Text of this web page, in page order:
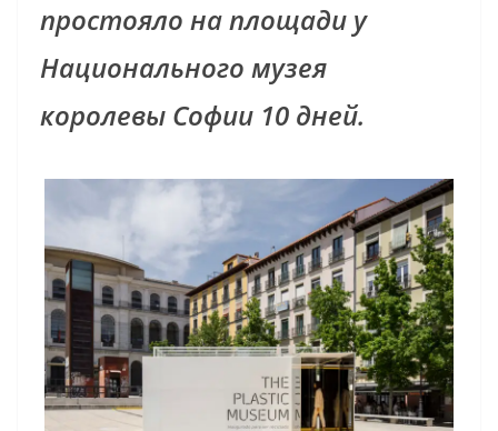
простояло на площади у
Национального музея
королевы Софии 10 дней.